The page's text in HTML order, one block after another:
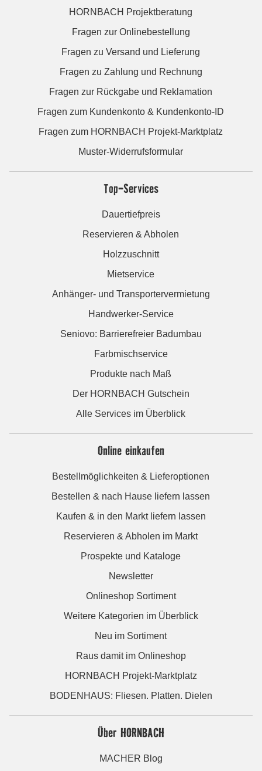
HORNBACH Projektberatung
Fragen zur Onlinebestellung
Fragen zu Versand und Lieferung
Fragen zu Zahlung und Rechnung
Fragen zur Rückgabe und Reklamation
Fragen zum Kundenkonto & Kundenkonto-ID
Fragen zum HORNBACH Projekt-Marktplatz
Muster-Widerrufsformular
Top-Services
Dauertiefpreis
Reservieren & Abholen
Holzzuschnitt
Mietservice
Anhänger- und Transportervermietung
Handwerker-Service
Seniovo: Barrierefreier Badumbau
Farbmischservice
Produkte nach Maß
Der HORNBACH Gutschein
Alle Services im Überblick
Online einkaufen
Bestellmöglichkeiten & Lieferoptionen
Bestellen & nach Hause liefern lassen
Kaufen & in den Markt liefern lassen
Reservieren & Abholen im Markt
Prospekte und Kataloge
Newsletter
Onlineshop Sortiment
Weitere Kategorien im Überblick
Neu im Sortiment
Raus damit im Onlineshop
HORNBACH Projekt-Marktplatz
BODENHAUS: Fliesen. Platten. Dielen
Über HORNBACH
MACHER Blog